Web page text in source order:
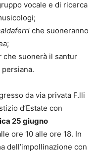
vocale e di ricerca
che suoneranno
che suonerà il santur
da via privata F.lli
d’Estate con
25 giugno
ore 10 alle ore 18. In
dell’impollinazione con